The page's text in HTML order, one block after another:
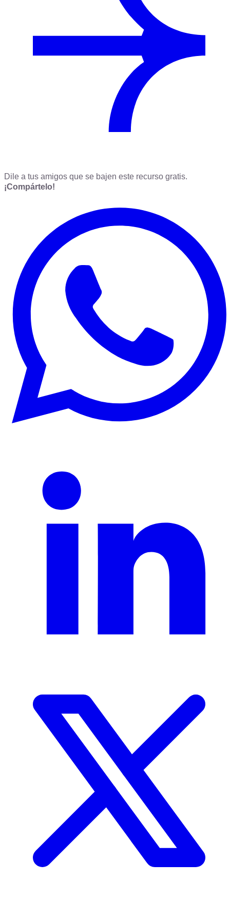
Dile a tus amigos que se bajen este recurso gratis.
¡Compártelo!